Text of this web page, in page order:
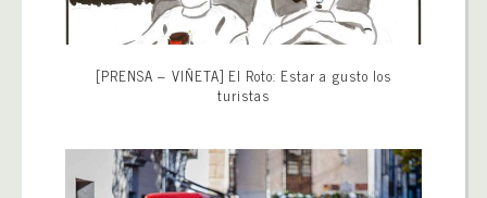
[PRENSA – VIÑETA] El Roto: Estar a gusto los
turistas